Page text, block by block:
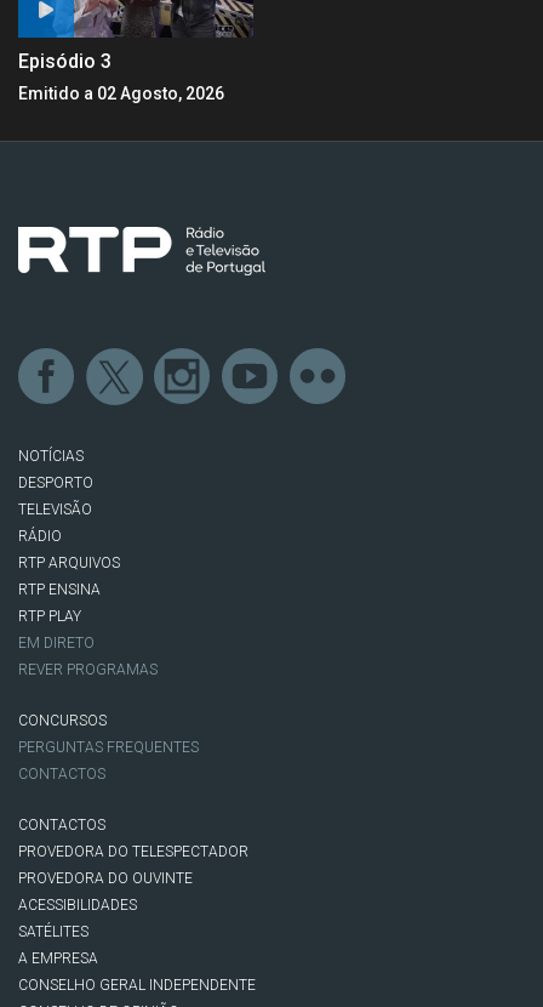
Episódio 3
Emitido a 02 Agosto, 2026
NOTÍCIAS
DESPORTO
TELEVISÃO
RÁDIO
RTP ARQUIVOS
RTP ENSINA
RTP PLAY
EM DIRETO
REVER PROGRAMAS
CONCURSOS
PERGUNTAS FREQUENTES
CONTACTOS
CONTACTOS
PROVEDORA DO TELESPECTADOR
PROVEDORA DO OUVINTE
ACESSIBILIDADES
SATÉLITES
A EMPRESA
CONSELHO GERAL INDEPENDENTE